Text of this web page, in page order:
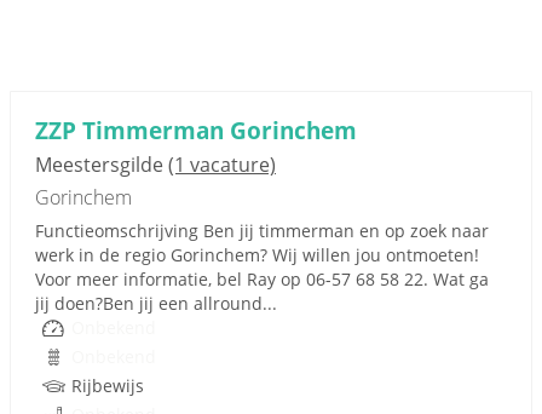
ZZP Timmerman Gorinchem
Meestersgilde(1 vacature)
Gorinchem
Functieomschrijving Ben jij timmerman en op zoek naar
werk in de regio Gorinchem? Wij willen jou ontmoeten!
Voor meer informatie, bel Ray op 06-57 68 58 22. Wat ga
jij doen?Ben jij een allround...
Rijbewijs